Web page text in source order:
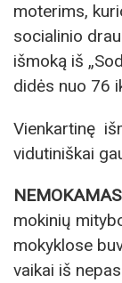
moterims,
socialinio
išmoką iš
didės nuo 76
Vienkartinę
vidutiniškai
mokinių
mokyklose
vaikai iš